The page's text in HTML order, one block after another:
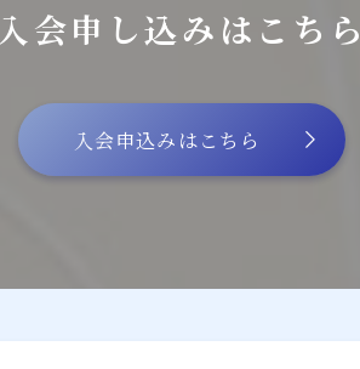
入会申し込みはこちら
入会申込みはこちら